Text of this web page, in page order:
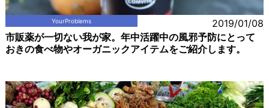
YourProblems 2019/01/08
市販薬が一切ない我が家。年中活躍中の風邪予防にとって
おきの食べ物やオーガニックアイテムをご紹介します。